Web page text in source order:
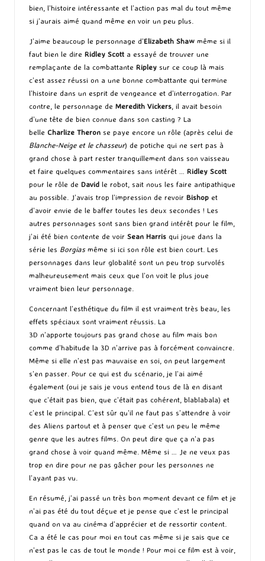
bien, l’histoire intéressante et l’action pas mal du tout même
si j’aurais aimé quand même en voir un peu plus.
J’aime beaucoup le personnage d’Elizabeth Shaw même si il
faut bien le dire Ridley Scott a essayé de trouver une
remplaçante de la combattante Ripley sur ce coup là mais
c’est assez réussi on a une bonne combattante qui termine
l’histoire dans un esprit de vengeance et d’interrogation. Par
contre, le personnage de Meredith Vickers , il avait besoin
d’une tête de bien connue dans son casting ? La
belle Charlize Theron se paye encore un rôle (après celui de
Blanche-Neige et le chasseur) de potiche qui ne sert pas à
grand chose à part rester tranquillement dans son vaisseau
et faire quelques commentaires sans intérêt … Ridley Scott
pour le rôle de David le robot, sait nous les faire antipathique
au possible. J’avais trop l’impression de revoir Bishop et
d’avoir envie de le baffer toutes les deux secondes ! Les
autres personnages sont sans bien grand intérêt pour le film,
j’ai été bien contente de voir Sean Harris qui joue dans la
série les Borgiasmême si ici son rôle est bien court. Les
personnages dans leur globalité sont un peu trop survolés
malheureusement mais ceux que l’on voit le plus joue
vraiment bien leur personnage.
Concernant l’esthétique du film il est vraiment très beau, les
effets spéciaux sont vraiment réussis. La
3D n’apporte toujours pas grand chose au film mais bon
comme d’habitude la 3D n’arrive pas à forcément convaincre.
Même si elle n’est pas mauvaise en soi, on peut largement
s’en passer. Pour ce qui est du scénario, je l’ai aimé
également (oui je sais je vous entend tous de là en disant
que c’était pas bien, que c’était pas cohérent, blablabala) et
c’est le principal. C’est sûr qu’il ne faut pas s’attendre à voir
des Aliens partout et à penser que c’est un peu le même
genre que les autres films. On peut dire que ça n’a pas
grand chose à voir quand même. Même si … Je ne veux pas
trop en dire pour ne pas gâcher pour les personnes ne
l’ayant pas vu.
En résumé, j’ai passé un très bon moment devant ce film et je
n’ai pas été du tout déçue et je pense que c’est le principal
quand on va au cinéma d’apprécier et de ressortir content.
Ca a été le cas pour moi en tout cas même si je sais que ce
n’est pas le cas de tout le monde ! Pour moi ce film est à voir,